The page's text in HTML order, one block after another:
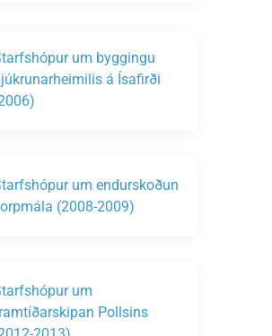
um byggingu
á Ísafirði
um endurskoðun
(2008-2009)
um
Pollsins